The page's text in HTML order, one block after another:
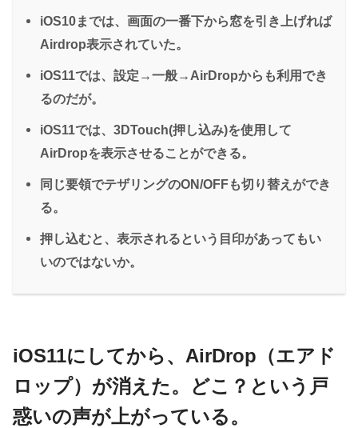
iOS10までは、画面の一番下から窓を引き上げれば
Airdrop表示されていた。
iOS11では、設定→一般→AirDropからも利用でき
るのだが。
iOS11では、3DTouch(押し込み)を使用して
AirDropを表示させることができる。
同じ要領でテザリングのON/OFFも切り替えができ
る。
押し込むと、表示されるという目印があってもい
いのではないか。
iOS11にしてから、AirDrop（エアド
ロップ）が消えた。どこ？という戸
惑いの声が上がっている。